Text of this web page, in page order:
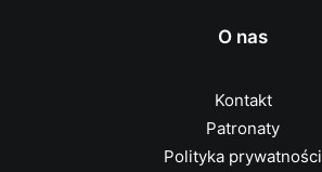
O nas
Kontakt
Patronaty
Polityka prywatności